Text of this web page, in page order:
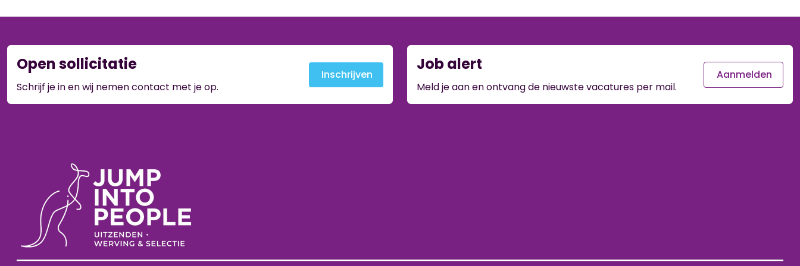
Open sollicitatie
Schrijf je in en wij nemen contact met je op.
Inschrijven
Job alert
Meld je aan en ontvang de nieuwste vacatures per mail.
Aanmelden